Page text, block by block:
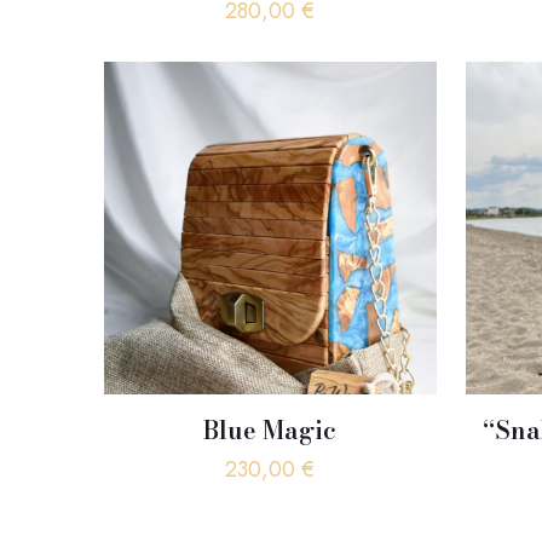
280,00€
Blue Magic
230,00€